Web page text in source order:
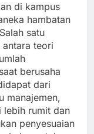
di kampus
hambatan
satu
teori
berusaha
dari
manajemen,
lebih rumit dan
penyesuaian